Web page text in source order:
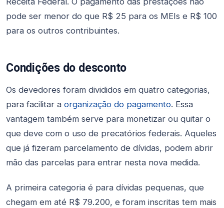
pode ser menor do que R$ 25 para os MEIs e R$ 100
para os outros contribuintes.
Condições do desconto
Os devedores foram divididos em quatro categorias,
para facilitar a organização do pagamento. Essa
vantagem também serve para monetizar ou quitar o
que deve com o uso de precatórios federais. Aqueles
que já fizeram parcelamento de dívidas, podem abrir
mão das parcelas para entrar nesta nova medida.
A primeira categoria é para dívidas pequenas, que
chegam em até R$ 79.200, e foram inscritas tem mais